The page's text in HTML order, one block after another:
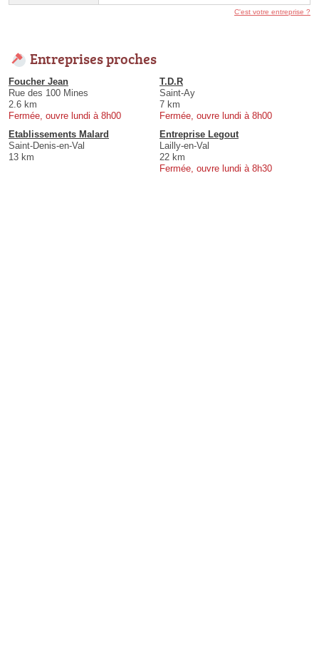
C'est votre entreprise ?
Entreprises proches
Foucher Jean
Rue des 100 Mines
2.6 km
Fermée, ouvre lundi à 8h00
T.D.R
Saint-Ay
7 km
Fermée, ouvre lundi à 8h00
Etablissements Malard
Saint-Denis-en-Val
13 km
Entreprise Legout
Lailly-en-Val
22 km
Fermée, ouvre lundi à 8h30